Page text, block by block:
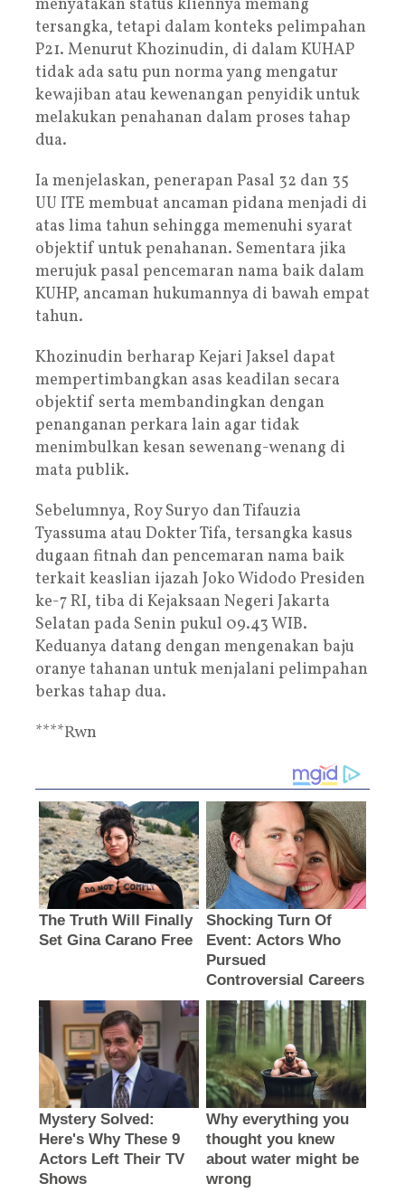
menyatakan status kliennya memang
tersangka, tetapi dalam konteks pelimpahan
P21. Menurut Khozinudin, di dalam KUHAP
tidak ada satu pun norma yang mengatur
kewajiban atau kewenangan penyidik untuk
melakukan penahanan dalam proses tahap
dua.
Ia menjelaskan, penerapan Pasal 32 dan 35
UU ITE membuat ancaman pidana menjadi di
atas lima tahun sehingga memenuhi syarat
objektif untuk penahanan. Sementara jika
merujuk pasal pencemaran nama baik dalam
KUHP, ancaman hukumannya di bawah empat
tahun.
Khozinudin berharap Kejari Jaksel dapat
mempertimbangkan asas keadilan secara
objektif serta membandingkan dengan
penanganan perkara lain agar tidak
menimbulkan kesan sewenang-wenang di
mata publik.
Sebelumnya, Roy Suryo dan Tifauzia
Tyassuma atau Dokter Tifa, tersangka kasus
dugaan fitnah dan pencemaran nama baik
terkait keaslian ijazah Joko Widodo Presiden
ke-7 RI, tiba di Kejaksaan Negeri Jakarta
Selatan pada Senin pukul 09.43 WIB.
Keduanya datang dengan mengenakan baju
oranye tahanan untuk menjalani pelimpahan
berkas tahap dua.
****Rwn